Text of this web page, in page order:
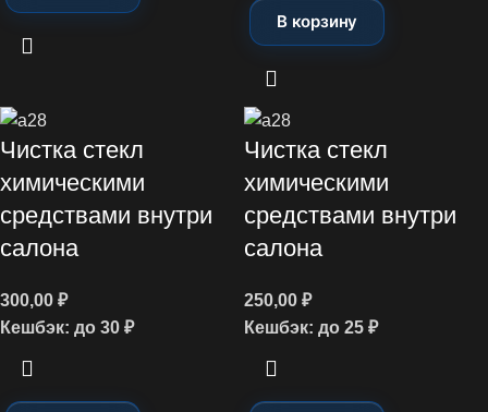
В корзину
Чистка стекл
химическими
средствами внутри
салона
300,00 ₽
Кешбэк: до 30 ₽
Чистка стекл
химическими
средствами внутри
салона
250,00 ₽
Кешбэк: до 25 ₽